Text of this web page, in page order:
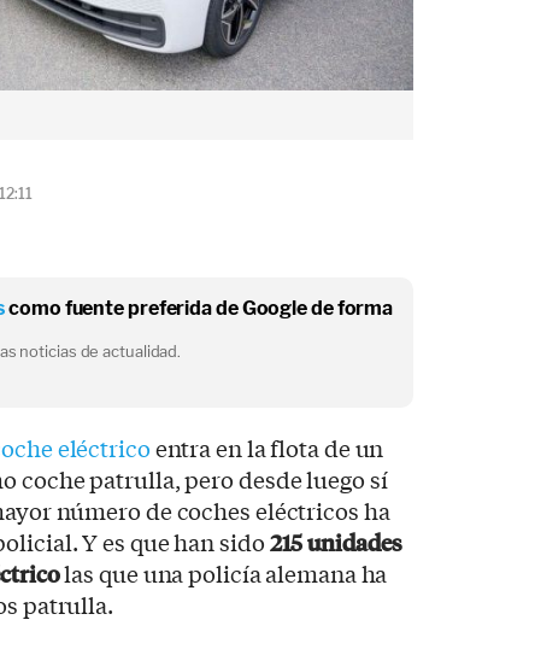
como fuente preferida de Google de forma
noticias de actualidad.
eléctricoentra en la flota de un
coche patrulla, pero desde luego sí
número de coches eléctricos ha
Y es que han sido215 unidades
las que una policía alemana ha
patrulla.